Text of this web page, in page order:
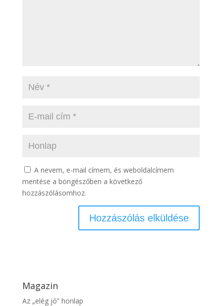
A nevem, e-mail címem, és weboldalcímem
mentése a böngészőben a következő
hozzászólásomhoz.
Magazin
Az „elég jó” honlap